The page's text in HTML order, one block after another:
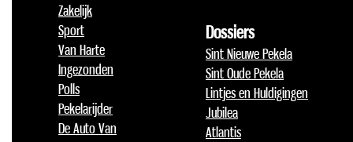
Zakelijk
Sport
Van Harte
Ingezonden
Polls
Pekelarijder
De Auto Van
Dossiers
Sint Nieuwe Pekela
Sint Oude Pekela
Lintjes en Huldigingen
Jubilea
Atlantis